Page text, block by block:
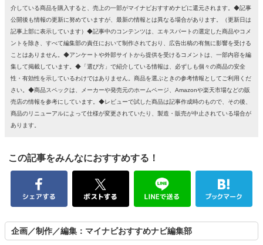
介している商品を購入すると、売上の一部がマイナビおすすめナビに還元されます。◆記事
公開後も情報の更新に努めていますが、最新の情報とは異なる場合があります。（更新日は
記事上部に表示しています）◆記事中のコンテンツは、エキスパートの選定した商品やコメ
ントを除き、すべて編集部の責任において制作されており、広告出稿の有無に影響を受ける
ことはありません。◆アンケートや外部サイトから提供を受けるコメントは、一部内容を編
集して掲載しています。◆「選び方」で紹介している情報は、必ずしも個々の商品の安全
性・有効性を示しているわけではありません。商品を選ぶときの参考情報としてご利用くだ
さい。◆商品スペックは、メーカーや発売元のホームページ、Amazonや楽天市場などの販
売店の情報を参考にしています。◆レビューで試した商品は記事作成時のもので、その後、
商品のリニューアルによって仕様が変更されていたり、製造・販売が中止されている場合が
あります。
この記事をみんなにおすすめする！
企画／制作／編集：マイナビおすすめナビ編集部